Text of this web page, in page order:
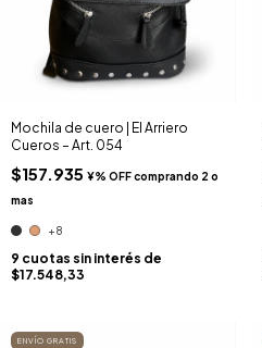
Mochila de cuero | El Arriero
Cueros – Art. 054
$157.935
+8
9 cuotas sin interés de
$17.548,33
ENVÍO GRATIS